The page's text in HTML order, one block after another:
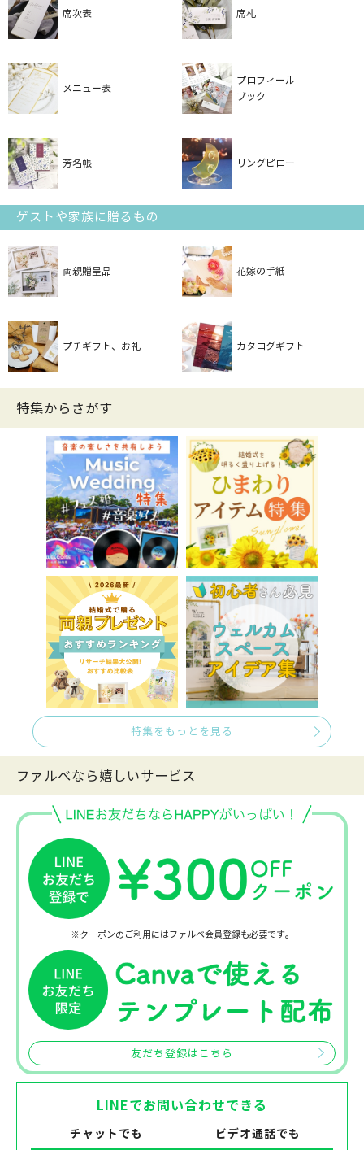
席次表 席札
メニュー表
プロフィール
ブック
芳名帳 リングピロー
ゲストや家族に贈るもの
両親贈呈品 花嫁の手紙
プチギフト、お礼 カタログギフト
特集からさがす
特集をもっとを見る
ファルべなら嬉しいサービス
※クーポンのご利用にはファルベ会員登録も必要です。
友だち登録はこちら
LINEでお問い合わせできる
チャットでも ビデオ通話でも